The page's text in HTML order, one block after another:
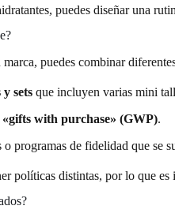
puedes diseñar una
puedes combinar
y sets que incluyen varias mini
«gifts with purchase» (GWP).
programas de fidelidad que se
políticas distintas, por lo que